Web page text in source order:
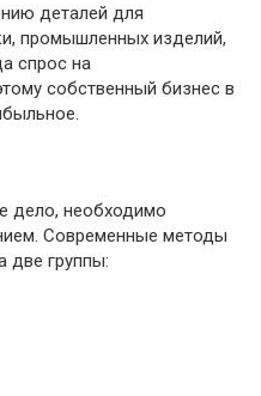
деталей для
промышленных изделий,
спрос на
собственный бизнес в
дело, необходимо
Современные методы
две группы: